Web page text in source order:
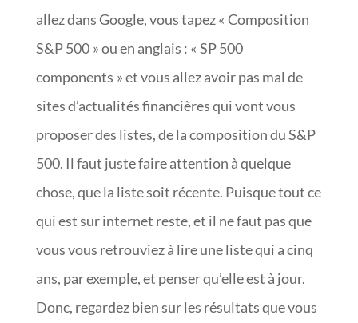
allez dans Google, vous tapez « Composition
S&P 500 » ou en anglais : « SP 500
components » et vous allez avoir pas mal de
sites d’actualités financières qui vont vous
proposer des listes, de la composition du S&P
500. Il faut juste faire attention à quelque
chose, que la liste soit récente. Puisque tout ce
qui est sur internet reste, et il ne faut pas que
vous vous retrouviez à lire une liste qui a cinq
ans, par exemple, et penser qu’elle est à jour.
Donc, regardez bien sur les résultats que vous